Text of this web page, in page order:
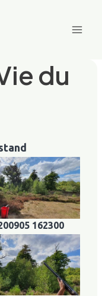
du
162300